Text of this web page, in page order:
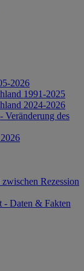
2026
1991-2025
2024-2026
Veränderung des
Rezession
- Daten & Fakten